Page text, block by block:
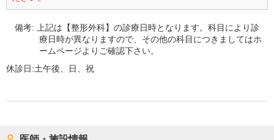
備考:
上記は【整形外科】の診療日時となります。科目により診
療日時が異なりますので、その他の科目につきましてはホ
ームページよりご確認下さい。
休診日:土午後、日、祝